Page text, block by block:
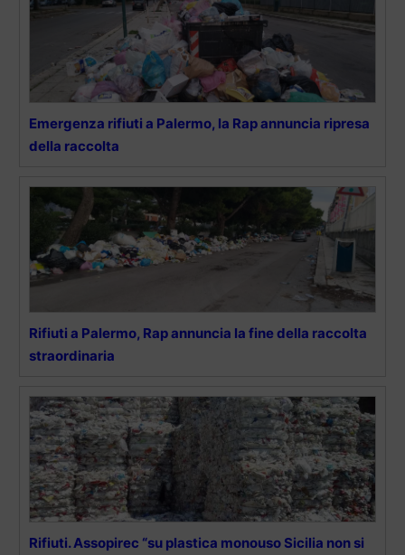
Emergenza rifiuti a Palermo, la Rap annuncia ripresa
della raccolta
Rifiuti a Palermo, Rap annuncia la fine della raccolta
straordinaria
Rifiuti. Assopirec “su plastica monouso Sicilia non si